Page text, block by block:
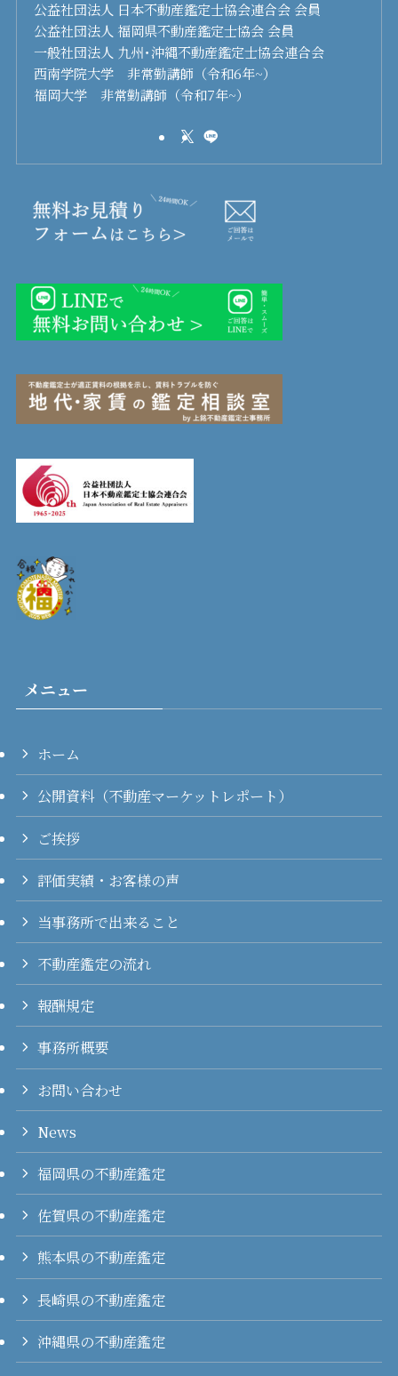
公益社団法人 日本不動産鑑定士協会連合会 会員
公益社団法人 福岡県不動産鑑定士協会 会員
一般社団法人 九州･沖縄不動産鑑定士協会連合会
西南学院大学 非常勤講師（令和6年~）
福岡大学 非常勤講師（令和7年~）
メニュー
ホーム
公開資料（不動産マーケットレポート）
ご挨拶
評価実績・お客様の声
当事務所で出来ること
不動産鑑定の流れ
報酬規定
事務所概要
お問い合わせ
News
福岡県の不動産鑑定
佐賀県の不動産鑑定
熊本県の不動産鑑定
長崎県の不動産鑑定
沖縄県の不動産鑑定